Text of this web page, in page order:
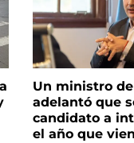
Un ministro
adelantó que
candidato a
el año que